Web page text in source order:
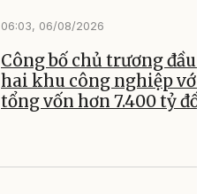
06:03, 06/08/2026
Công bố chủ trương đầu
hai khu công nghiệp với
tổng vốn hơn 7.400 tỷ